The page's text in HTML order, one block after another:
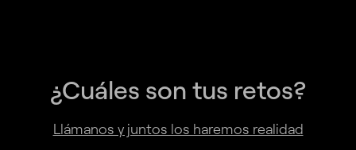
¿Cuáles son tus retos?
Llámanos y juntos los haremos realidad